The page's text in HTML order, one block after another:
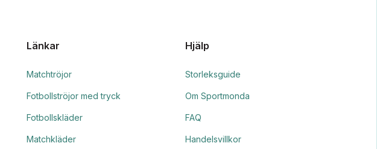
Länkar
Matchtröjor
Fotbollströjor med tryck
Fotbollskläder
Matchkläder
Hjälp
Storleksguide
Om Sportmonda
FAQ
Handelsvillkor